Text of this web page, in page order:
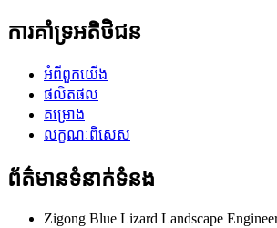
ការគាំទ្រអតិថិជន
អំពីពួកយើង
ផលិតផល
គម្រោង
លក្ខណៈពិសេស
ព័ត៌មានទំនាក់ទំនង
Zigong Blue Lizard Landscape